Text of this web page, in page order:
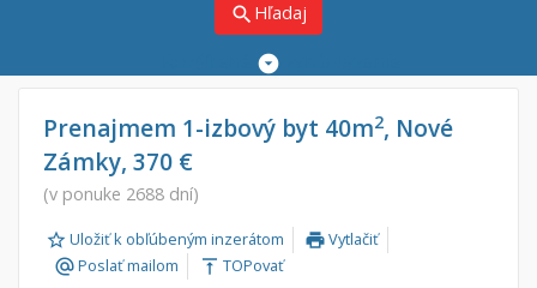
search Hľadaj
Predaj
Prenájom
Od:
Do:
Prenajmem 1-izbový byt 40m2, Nové
Zámky, 370 €
(v ponuke 2688 dní)
Uložiť k obľúbeným inzerátom printVytlačiť
alternate_emailPoslať mailom vertical_align_top TOPovať